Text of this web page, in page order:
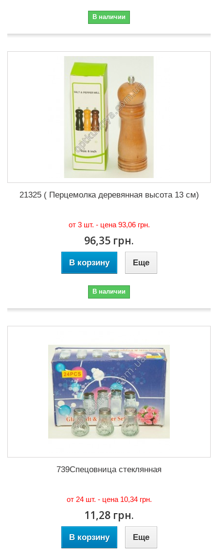
В наличии
21325 ( Перцемолка деревянная высота 13 см)
от 3 шт. - цена 93,06 грн.
96,35 грн.
В корзину Еще
В наличии
739Спецовница стеклянная
от 24 шт. - цена 10,34 грн.
11,28 грн.
В корзину Еще